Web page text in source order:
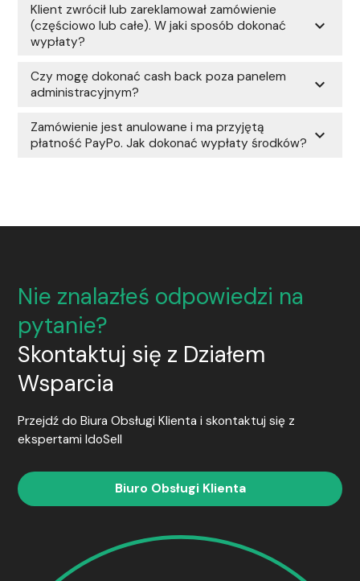
Klient zwrócił lub zareklamował zamówienie
(częściowo lub całe). W jaki sposób dokonać
wypłaty?
expand_more
Czy mogę dokonać cash back poza panelem
administracyjnym?
expand_more
Zamówienie jest anulowane i ma przyjętą
płatność PayPo. Jak dokonać wypłaty środków? expand_more
Nie znalazłeś odpowiedzi na
pytanie?
Skontaktuj się z Działem
Wsparcia
Przejdź do Biura Obsługi Klienta i skontaktuj się z
ekspertami IdoSell
Biuro Obsługi Klienta